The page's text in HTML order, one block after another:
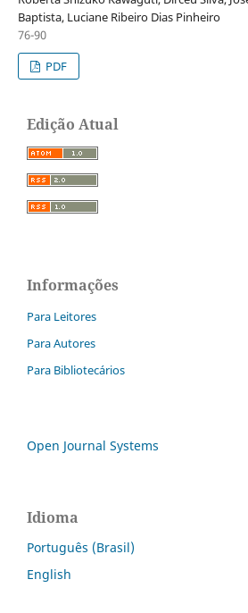
Baptista, Luciane Ribeiro Dias Pinheiro
76-90
PDF
Edição Atual
Informações
Para Leitores
Para Autores
Para Bibliotecários
Open Journal Systems
Idioma
Português (Brasil)
English